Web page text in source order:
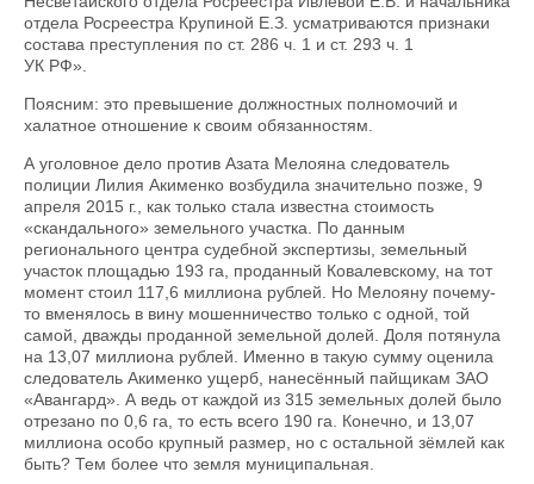
отдела Росреестра Крупиной Е.З. усматриваются признаки
состава преступления по ст. 286 ч. 1 и ст. 293 ч. 1
УК РФ».
Поясним: это превышение должностных полномочий и
халатное отношение к своим обязанностям.
А уголовное дело против Азата Мелояна следователь
полиции Лилия Акименко возбудила значительно позже, 9
апреля 2015 г., как только стала известна стоимость
«скандального» земельного участка. По данным
регионального центра судебной экспертизы, земельный
участок площадью 193 га, проданный Ковалевскому, на тот
момент стоил 117,6 миллиона рублей. Но Мелояну почему-
то вменялось в вину мошенничество только с одной, той
самой, дважды проданной земельной долей. Доля потянула
на 13,07 миллиона рублей. Именно в такую сумму оценила
следователь Акименко ущерб, нанесённый пайщикам ЗАО
«Авангард». А ведь от каждой из 315 земельных долей было
отрезано по 0,6 га, то есть всего 190 га. Конечно, и 13,07
миллиона особо крупный размер, но с остальной зёмлей как
быть? Тем более что земля муниципальная.